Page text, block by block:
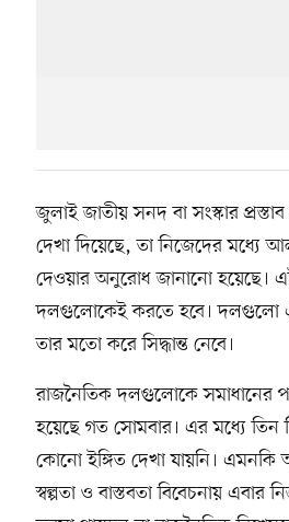
জুলাই জাতীয় সনদ বা সংস্কার
দেখা দিয়েছে, তা নিজেদের মধ্যে
দেওয়ার অনুরোধ জানানো
দলগুলোকেই করতে হবে। দলগুলো এক
তার মতো করে সিদ্ধান্ত নেবে।
রাজনৈতিক দলগুলোকে সমাধানের
হয়েছে গত সোমবার। এর মধ্যে
কোনো ইঙ্গিত দেখা যায়নি।
স্বল্পতা ও বাস্তবতা বিবেচনায়